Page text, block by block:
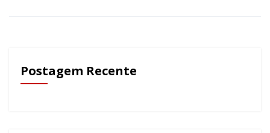
Postagem Recente